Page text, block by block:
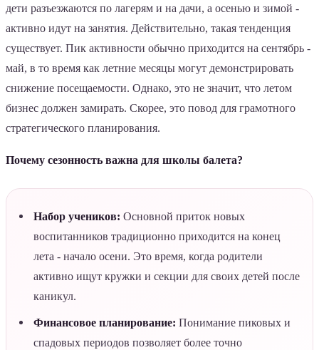
дети разъезжаются по лагерям и на дачи, а осенью и зимой -
активно идут на занятия. Действительно, такая тенденция
существует. Пик активности обычно приходится на сентябрь -
май, в то время как летние месяцы могут демонстрировать
снижение посещаемости. Однако, это не значит, что летом
бизнес должен замирать. Скорее, это повод для грамотного
стратегического планирования.
Почему сезонность важна для школы балета?
Набор учеников: Основной приток новых
воспитанников традиционно приходится на конец
лета - начало осени. Это время, когда родители
активно ищут кружки и секции для своих детей после
каникул.
Финансовое планирование: Понимание пиковых и
спадовых периодов позволяет более точно